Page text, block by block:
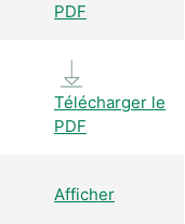
PDF
Télécharger le
PDF
Afficher